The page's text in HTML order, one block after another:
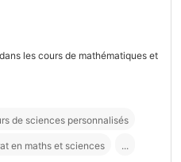
les cours de mathématiques et
de sciences personnalisés
en maths et sciences ...